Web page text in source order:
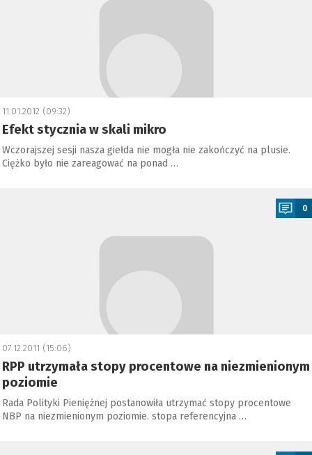
11.01.2012 (09:32)
Efekt stycznia w skali mikro
Wczorajszej sesji nasza giełda nie mogła nie zakończyć na plusie.
Ciężko było nie zareagować na ponad …
0
07.12.2011 (15:06)
RPP utrzymała stopy procentowe na niezmienionym
poziomie
Rada Polityki Pieniężnej postanowiła utrzymać stopy procentowe
NBP na niezmienionym poziomie. stopa referencyjna …